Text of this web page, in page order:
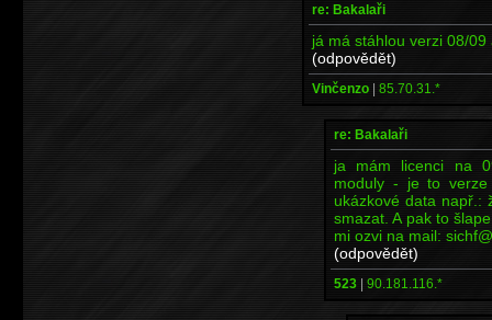
re: Bakalaři
já má stáhlou verzi 08/
(odpovědět)
Vinčenzo | 85.70.31.*
re: Bakalaři
ja mám licenci na
moduly - je to
ukázkové data např.:
smazat. A pak to
mi ozvi na mail:
(odpovědět)
523 | 90.181.116.*